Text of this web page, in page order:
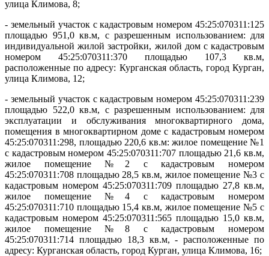
улица Климова, 8;
- земельный участок с кадастровым номером 45:25:070311:125
площадью 951,0 кв.м, с разрешенным использованием: для
индивидуальной жилой застройки, жилой дом с кадастровым
номером 45:25:070311:370 площадью 107,3 кв.м,
расположенные по адресу: Курганская область, город Курган,
улица Климова, 12;
- земельный участок с кадастровым номером 45:25:070311:239
площадью 522,0 кв.м, с разрешенным использованием: для
эксплуатации и обслуживания многоквартирного дома,
помещения в многоквартирном доме с кадастровым номером
45:25:070311:298, площадью 220,6 кв.м: жилое помещение №1
с кадастровым номером 45:25:070311:707 площадью 21,6 кв.м,
жилое помещение №2 с кадастровым номером
45:25:070311:708 площадью 28,5 кв.м, жилое помещение №3 с
кадастровым номером 45:25:070311:709 площадью 27,8 кв.м,
жилое помещение №4 с кадастровым номером
45:25:070311:710 площадью 15,4 кв.м, жилое помещение №5 с
кадастровым номером 45:25:070311:565 площадью 15,0 кв.м,
жилое помещение №8 с кадастровым номером
45:25:070311:714 площадью 18,3 кв.м, - расположенные по
адресу: Курганская область, город Курган, улица Климова, 16;